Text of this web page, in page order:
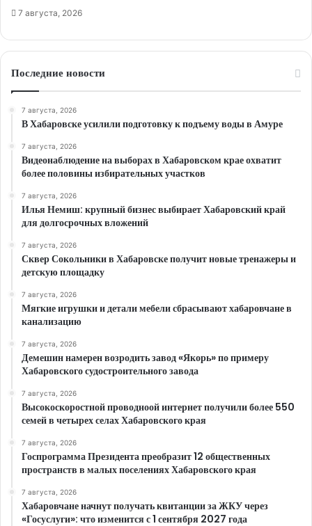
7 августа, 2026
Последние новости
7 августа, 2026
В Хабаровске усилили подготовку к подъему воды в Амуре
7 августа, 2026
Видеонаблюдение на выборах в Хабаровском крае охватит
более половины избирательных участков
7 августа, 2026
Илья Немиш: крупный бизнес выбирает Хабаровский край
для долгосрочных вложений
7 августа, 2026
Сквер Сокольники в Хабаровске получит новые тренажеры и
детскую площадку
7 августа, 2026
Мягкие игрушки и детали мебели сбрасывают хабаровчане в
канализацию
7 августа, 2026
Демешин намерен возродить завод «Якорь» по примеру
Хабаровского судостроительного завода
7 августа, 2026
Высокоскоростной проводноой интернет получили более 550
семей в четырех селах Хабаровского края
7 августа, 2026
Госпрограмма Президента преобразит 12 общественных
пространств в малых поселениях Хабаровского края
7 августа, 2026
Хабаровчане начнут получать квитанции за ЖКУ через
«Госуслуги»: что изменится с 1 сентября 2027 года